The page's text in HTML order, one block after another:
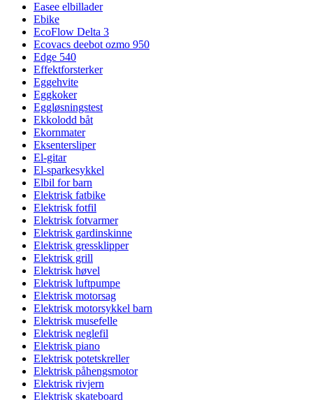
Easee elbillader
Ebike
EcoFlow Delta 3
Ecovacs deebot ozmo 950
Edge 540
Effektforsterker
Eggehvite
Eggkoker
Eggløsningstest
Ekkolodd båt
Ekornmater
Eksentersliper
El-gitar
El-sparkesykkel
Elbil for barn
Elektrisk fatbike
Elektrisk fotfil
Elektrisk fotvarmer
Elektrisk gardinskinne
Elektrisk gressklipper
Elektrisk grill
Elektrisk høvel
Elektrisk luftpumpe
Elektrisk motorsag
Elektrisk motorsykkel barn
Elektrisk musefelle
Elektrisk neglefil
Elektrisk piano
Elektrisk potetskreller
Elektrisk påhengsmotor
Elektrisk rivjern
Elektrisk skateboard